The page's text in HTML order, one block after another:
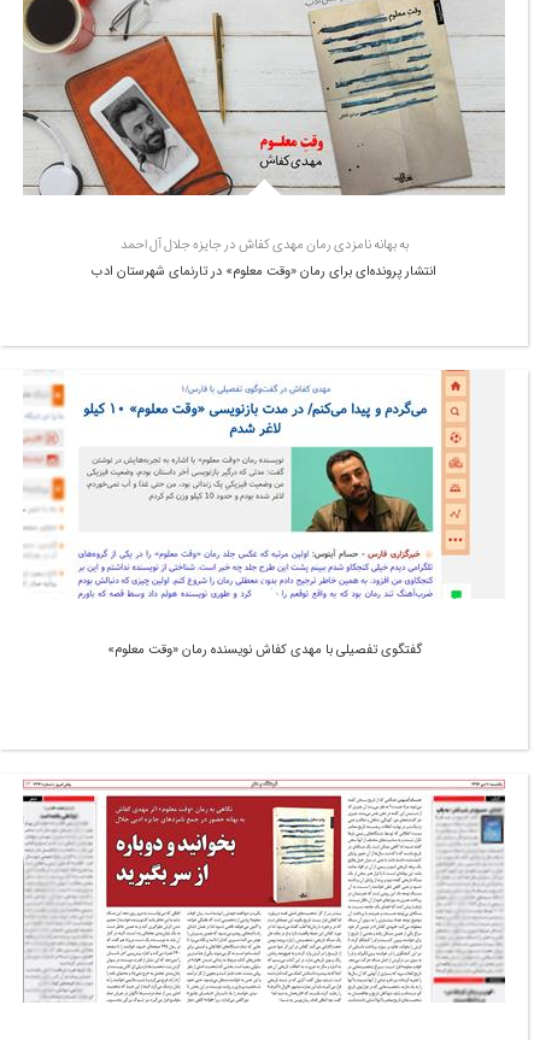
به بهانه نامزدی رمان مهدی کفاش در جایزه جلال آل احمد
انتشار پرونده‌ای برای رمان «وقت معلوم» در تارنمای شهرستان ادب
گفتگوی تفصیلی با مهدی کفاش نویسنده رمان «وقت معلوم»